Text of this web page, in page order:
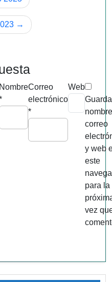
NombreCorreo
electrónico
*
Web
correo
y web
este
para la
vez